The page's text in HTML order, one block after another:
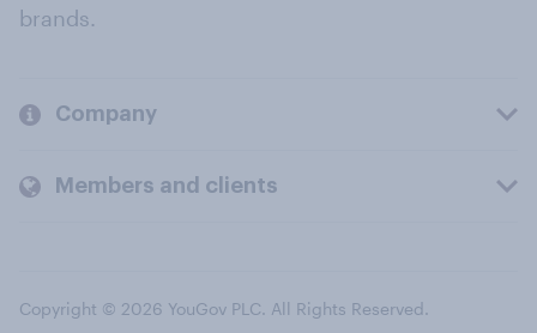
brands.
Company
Members and clients
Copyright © 2026 YouGov PLC. All Rights Reserved.